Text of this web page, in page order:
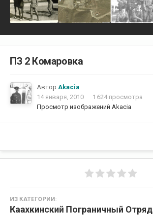
ПЗ 2 Комаровка
Автор Akacia
14 января, 2010
1 624 просмотра
Просмотр изображений Akacia
ИЗ КАТЕГОРИИ:
Каахкинский Пограничный Отряд